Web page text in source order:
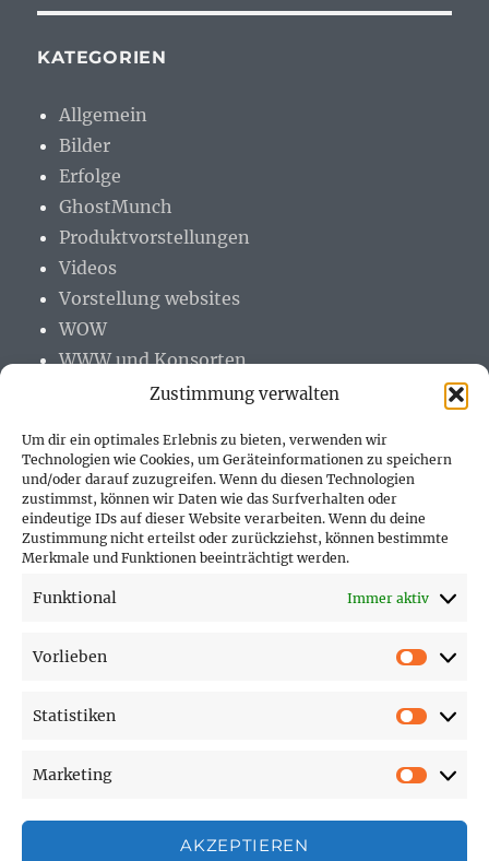
Zustimmung verwalten
Um dir ein optimales Erlebnis zu bieten, verwenden wir
Technologien wie Cookies, um Geräteinformationen zu speichern
und/oder darauf zuzugreifen. Wenn du diesen Technologien
zustimmst, können wir Daten wie das Surfverhalten oder
eindeutige IDs auf dieser Website verarbeiten. Wenn du deine
Zustimmung nicht erteilst oder zurückziehst, können bestimmte
Merkmale und Funktionen beeinträchtigt werden.
Funktional Immer aktiv
Vorlieben
Statistiken
Marketing
AKZEPTIEREN
KATEGORIEN
Allgemein
Bilder
Erfolge
GhostMunch
Produktvorstellungen
Videos
Vorstellung websites
WOW
WWW und Konsorten
PARTNER (LINKS)
Hofer Technik GmbH
Sonne und Erde
SEITEN
Affiliate Disclosure
Datenschutzerklärung